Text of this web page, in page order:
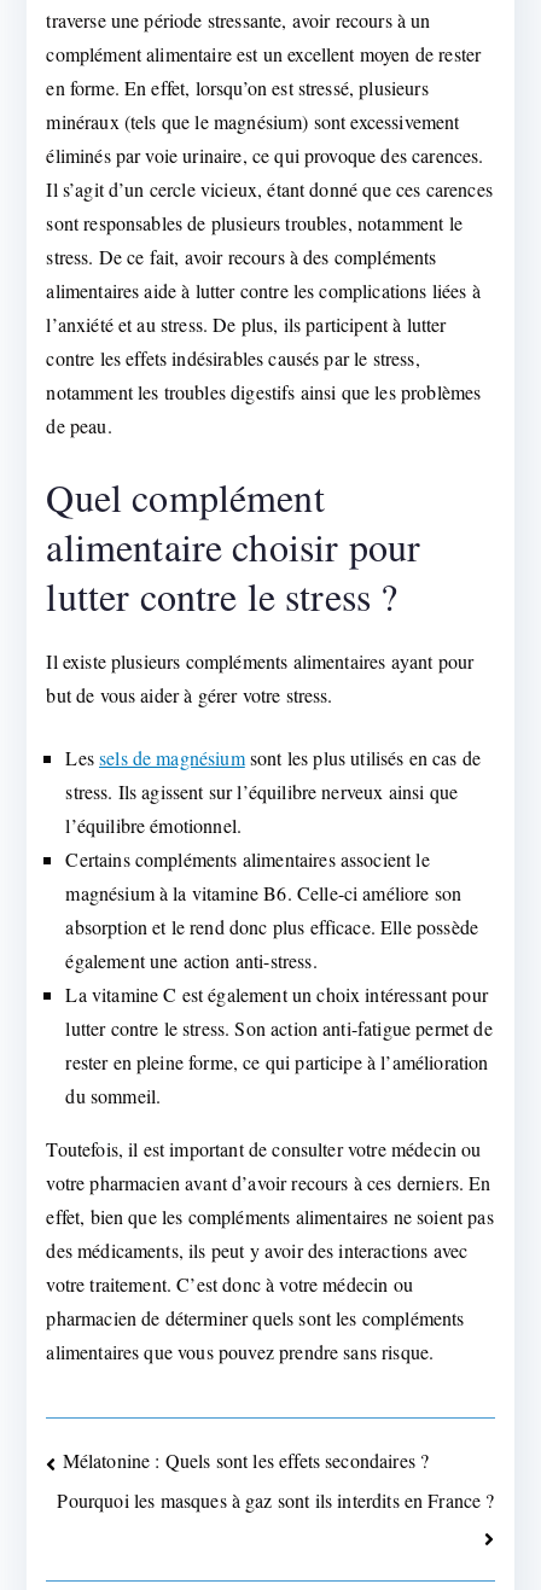
traverse une période stressante, avoir recours à un
complément alimentaire est un excellent moyen de rester
en forme. En effet, lorsqu’on est stressé, plusieurs
minéraux (tels que le magnésium) sont excessivement
éliminés par voie urinaire, ce qui provoque des carences.
Il s’agit d’un cercle vicieux, étant donné que ces carences
sont responsables de plusieurs troubles, notamment le
stress. De ce fait, avoir recours à des compléments
alimentaires aide à lutter contre les complications liées à
l’anxiété et au stress. De plus, ils participent à lutter
contre les effets indésirables causés par le stress,
notamment les troubles digestifs ainsi que les problèmes
de peau.
Quel complément
alimentaire choisir pour
lutter contre le stress ?
Il existe plusieurs compléments alimentaires ayant pour
but de vous aider à gérer votre stress.
Lessels de magnésiumsont les plus utilisés en cas de
stress. Ils agissent sur l’équilibre nerveux ainsi que
l’équilibre émotionnel.
Certains compléments alimentaires associent le
magnésium à la vitamine B6. Celle-ci améliore son
absorption et le rend donc plus efficace. Elle possède
également une action anti-stress.
La vitamine C est également un choix intéressant pour
lutter contre le stress. Son action anti-fatigue permet de
rester en pleine forme, ce qui participe à l’amélioration
du sommeil.
Toutefois, il est important de consulter votre médecin ou
votre pharmacien avant d’avoir recours à ces derniers. En
effet, bien que les compléments alimentaires ne soient pas
des médicaments, ils peut y avoir des interactions avec
votre traitement. C’est donc à votre médecin ou
pharmacien de déterminer quels sont les compléments
alimentaires que vous pouvez prendre sans risque.
Navigation
de
Mélatonine : Quels sont les effets secondaires ?
Pourquoi les masques à gaz sont ils interdits en France ?